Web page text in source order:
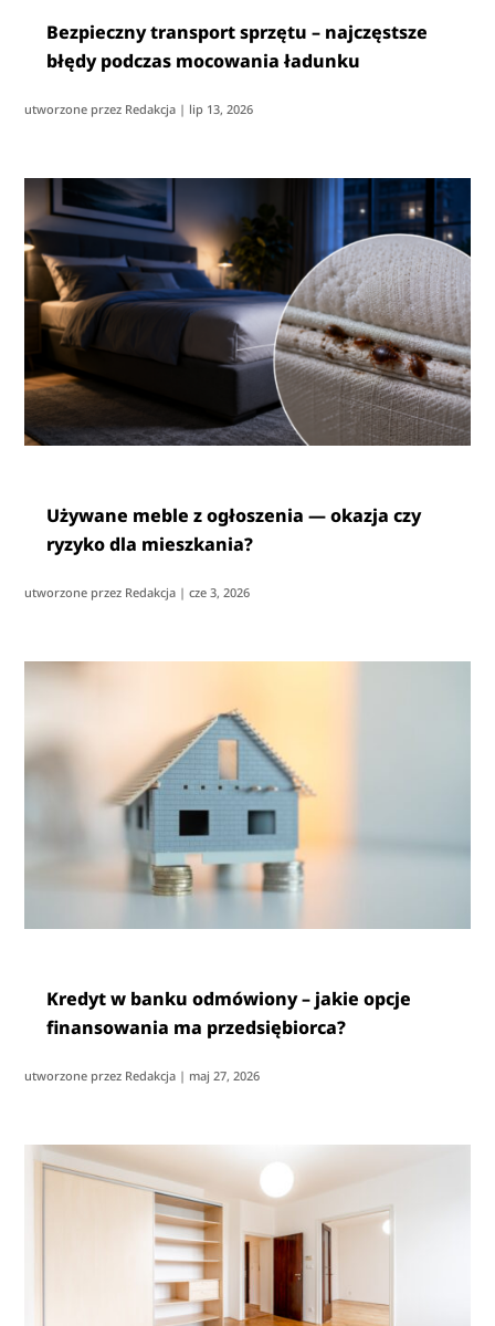
Bezpieczny transport sprzętu – najczęstsze
błędy podczas mocowania ładunku
utworzone przez Redakcja | lip 13, 2026
Używane meble z ogłoszenia — okazja czy
ryzyko dla mieszkania?
utworzone przez Redakcja |cze 3, 2026
Kredyt w banku odmówiony – jakie opcje
finansowania ma przedsiębiorca?
utworzone przez Redakcja | maj 27, 2026